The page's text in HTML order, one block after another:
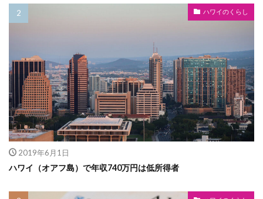
ハワイのくらし
2019年6月1日
ハワイ（オアフ島）で年収740万円は低所得者